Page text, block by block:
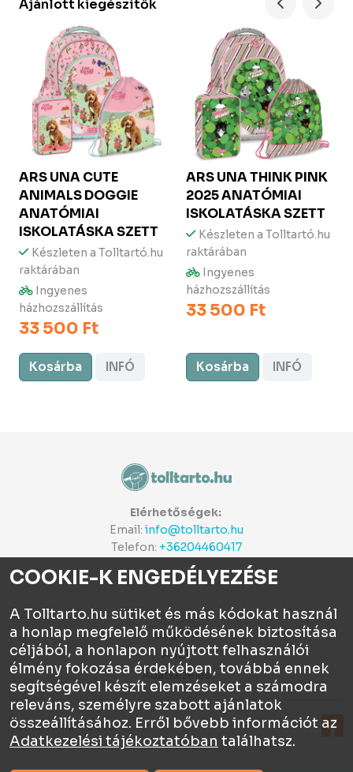
Ajánlott kiegészítők
ARS UNACUTE
ANIMALS DOGGIE
ANATÓMIAI
ISKOLATÁSKA SZETT
Készleten a Tolltartó.hu
raktárában
Ingyenes
házhozszállítás
33 500 Ft
Kosárba INFÓ
ARS UNATHINK PINK
2025 ANATÓMIAI
ISKOLATÁSKA SZETT
Készleten a Tolltartó.hu
raktárában
Ingyenes
házhozszállítás
33 500 Ft
Kosárba INFÓ
Elérhetőségek:
Email: info@tolltarto.hu
Telefon: +36204460417
Céginfo
ÁSZF
Adatkezelés
Tolltartó.hu © 2026
COOKIE-K ENGEDÉLYEZÉSE
A Tolltarto.hu sütiket és más kódokat használ
a honlap megfelelő működésének biztosítása
céljából, a honlapon nyújtott felhasználói
élmény fokozása érdekében, továbbá ennek
segítségével készít elemzéseket a számodra
releváns, személyre szabott ajánlatok
összeállításához. Erről bővebb információt az
Adatkezelési tájékoztatóban találhatsz.